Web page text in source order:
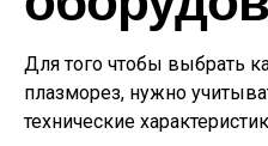
Для того чтобы выбрать
плазморез, нужно
технические